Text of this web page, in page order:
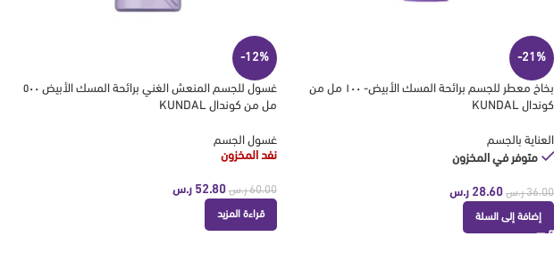
-21%
بخاخ معطر للجسم برائحة المسك الأبيض- ١٠٠ مل من
كوندال KUNDAL
العناية بالجسم
متوفر في المخزون
36.00 ر.س 28.60 ر.س
إضافة إلى السلة
-12%
غسول للجسم المنعش الغني برائحة المسك الأبيض ٥٠٠
مل من كوندال KUNDAL
غسول الجسم
نفد المخزون
60.00 ر.س 52.80 ر.س
قراءة المزيد